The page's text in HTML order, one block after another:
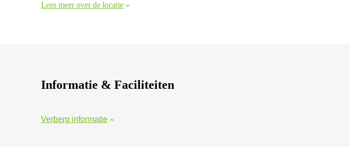
Lees meer over de locatie
Informatie & Faciliteiten
Verberg informatie